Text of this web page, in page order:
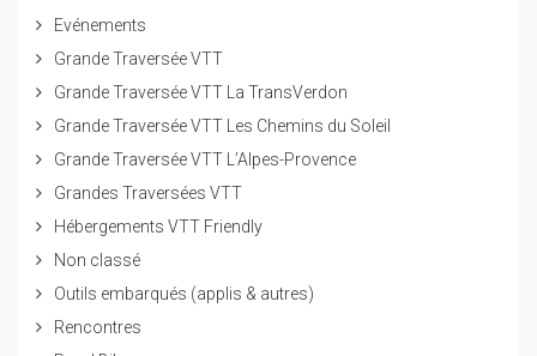
Evénements
Grande Traversée VTT
Grande Traversée VTT La TransVerdon
Grande Traversée VTT Les Chemins du Soleil
Grande Traversée VTT L’Alpes-Provence
Grandes Traversées VTT
Hébergements VTT Friendly
Non classé
Outils embarqués (applis & autres)
Rencontres